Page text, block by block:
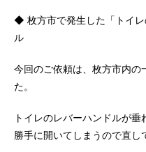
◆ 枚方市で発生した「トイ
ル
今回のご依頼は、枚方市内の
た。
トイレのレバーハンドルが
勝手に開いてしまうので直し